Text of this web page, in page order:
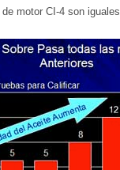
motor CI-4 son iguales.